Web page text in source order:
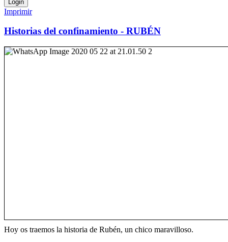
Imprimir
Historias del confinamiento - RUBÉN
Hoy os traemos la historia de Rubén, un chico maravilloso.